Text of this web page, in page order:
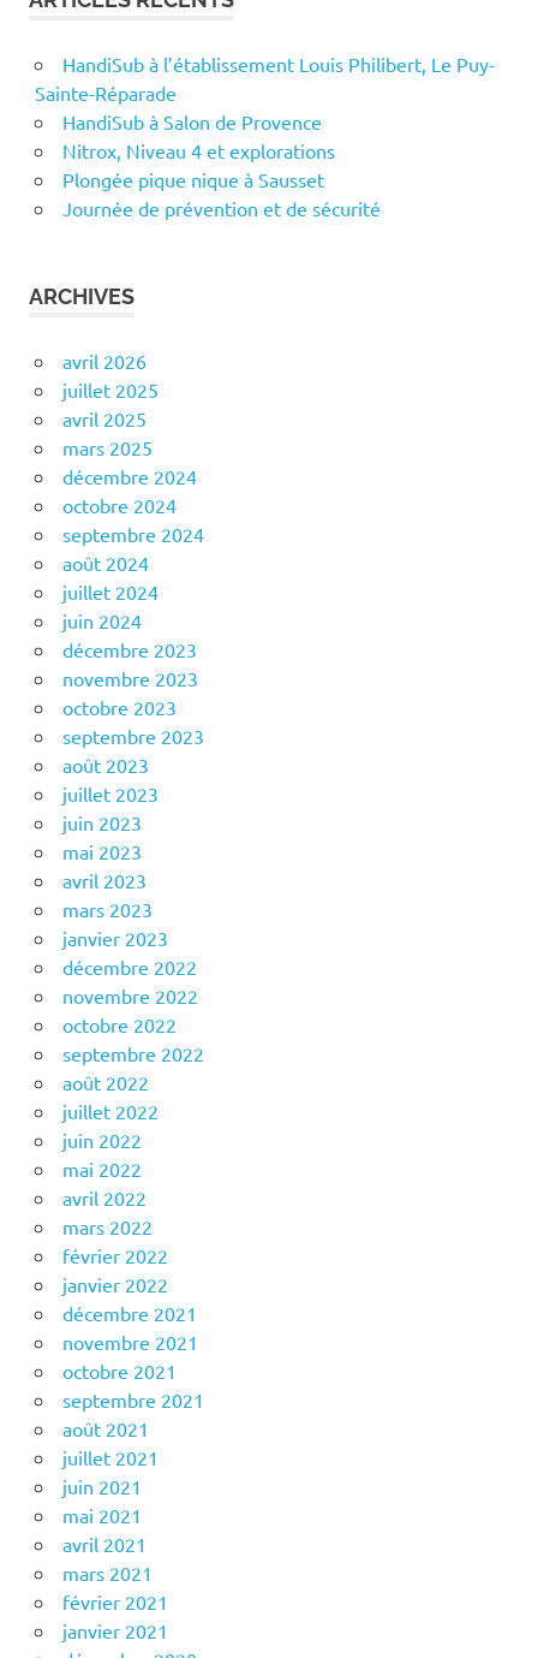
HandiSub à l’établissement Louis Philibert, Le Puy-
Sainte-Réparade
HandiSub à Salon de Provence
Nitrox, Niveau 4 et explorations
Plongée pique nique à Sausset
Journée de prévention et de sécurité
ARCHIVES
avril 2026
juillet 2025
avril 2025
mars 2025
décembre 2024
octobre 2024
septembre 2024
août 2024
juillet 2024
juin 2024
décembre 2023
novembre 2023
octobre 2023
septembre 2023
août 2023
juillet 2023
juin 2023
mai 2023
avril 2023
mars 2023
janvier 2023
décembre 2022
novembre 2022
octobre 2022
septembre 2022
août 2022
juillet 2022
juin 2022
mai 2022
avril 2022
mars 2022
février 2022
janvier 2022
décembre 2021
novembre 2021
octobre 2021
septembre 2021
août 2021
juillet 2021
juin 2021
mai 2021
avril 2021
mars 2021
février 2021
janvier 2021